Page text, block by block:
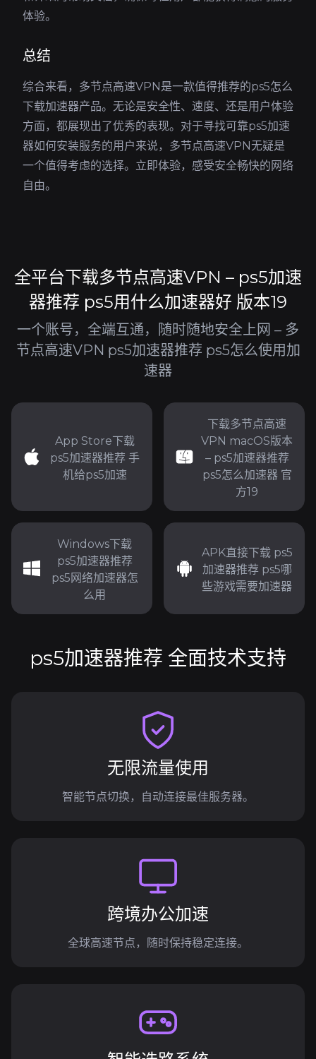
体验。
总结
综合来看，多节点高速VPN是一款值得推荐的ps5怎么
下载加速器产品。无论是安全性、速度、还是用户体验
方面，都展现出了优秀的表现。对于寻找可靠ps5加速
器如何安装服务的用户来说，多节点高速VPN无疑是
一个值得考虑的选择。立即体验，感受安全畅快的网络
自由。
全平台下载多节点高速VPN – ps5加速
器推荐 ps5用什么加速器好 版本19
一个账号，全端互通，随时随地安全上网 – 多
节点高速VPN ps5加速器推荐 ps5怎么使用加
速器
App Store下载
ps5加速器推荐 手
机给ps5加速
下载多节点高速
VPN macOS版本
– ps5加速器推荐
ps5怎么加速器 官
方19
Windows下载
ps5加速器推荐
ps5网络加速器怎
么用
APK直接下载 ps5
加速器推荐 ps5哪
些游戏需要加速器
ps5加速器推荐 全面技术支持
无限流量使用
智能节点切换，自动连接最佳服务器。
跨境办公加速
全球高速节点，随时保持稳定连接。